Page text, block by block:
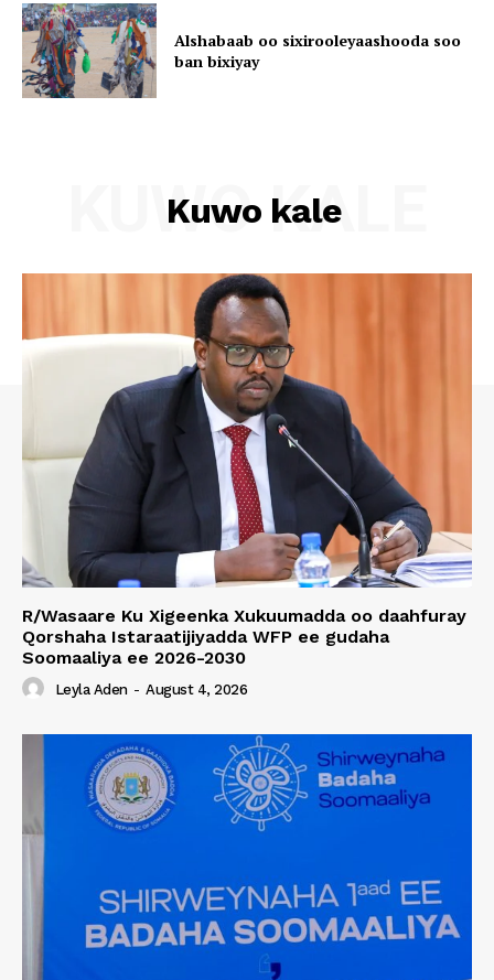
Alshabaab oo sixirooleyaashooda soo
ban bixiyay
Kuwo kale
KUWO KALE
R/Wasaare Ku Xigeenka Xukuumadda oo daahfuray
Qorshaha Istaraatijiyadda WFP ee gudaha
Soomaaliya ee 2026-2030
Leyla Aden - August 4, 2026